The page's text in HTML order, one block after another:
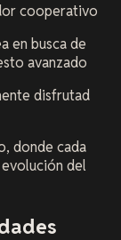
cooperativo
en busca de
avanzado
disfrutad
donde cada
del